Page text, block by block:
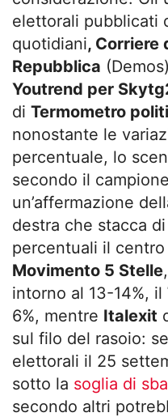
elettorali pubblicati
quotidiani, Corriere
Repubblica
Youtrend per
di Termometro
nonostante le
percentuale, lo
secondo il
un’affermazione
destra che stacca
percentuali il centro
Movimento 5 Stelle
intorno al 13-14%, il
6%, mentre Italexit
sul filo del rasoio:
elettorali il 25
sotto la soglia di
secondo altri